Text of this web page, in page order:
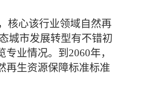
核心该行业领域自然再
城市发展转型有不错初
业情况。到2060年，
再生资源保障标准标准